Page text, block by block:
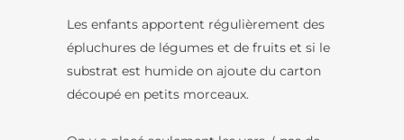
Les enfants apportent régulièrement des
épluchures de légumes et de fruits et si le
substrat est humide on ajoute du carton
découpé en petits morceaux.